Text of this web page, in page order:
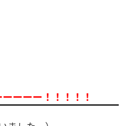
ーーー！！！！！